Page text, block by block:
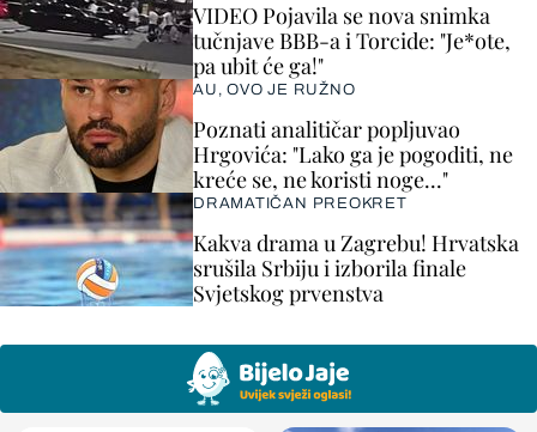
VIDEO Pojavila se nova snimka
tučnjave BBB-a i Torcide: "Je*ote,
pa ubit će ga!"
AU, OVO JE RUŽNO
Poznati analitičar popljuvao
Hrgovića: "Lako ga je pogoditi, ne
kreće se, ne koristi noge..."
DRAMATIČAN PREOKRET
Kakva drama u Zagrebu! Hrvatska
srušila Srbiju i izborila finale
Svjetskog prvenstva